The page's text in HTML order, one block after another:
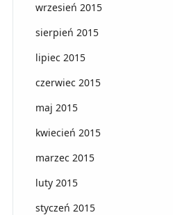
wrzesień 2015
sierpień 2015
lipiec 2015
czerwiec 2015
maj 2015
kwiecień 2015
marzec 2015
luty 2015
styczeń 2015